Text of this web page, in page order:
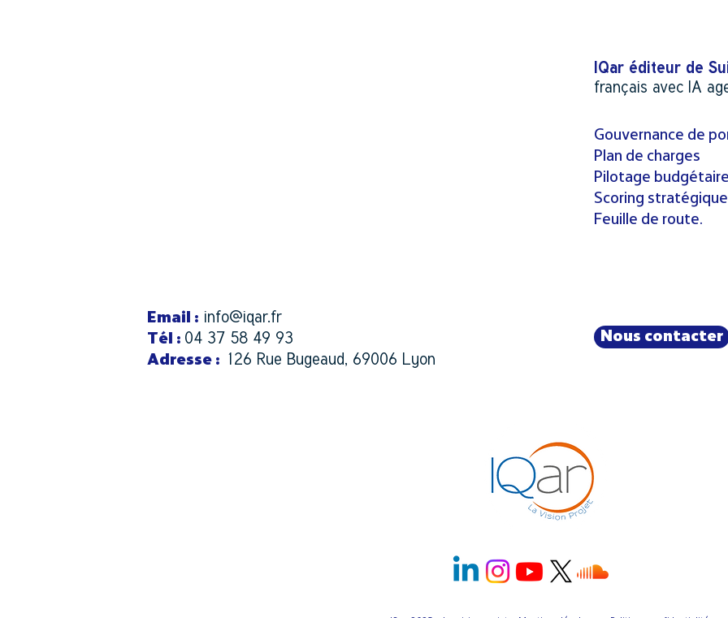
Email : info@iqar.fr
Tél : 04 37 58 49 93
Adresse : 126 Rue Bugeaud, 69006 Lyon
IQar éditeur de
français avec IA
Gouvernance de
Plan de charges
Pilotage
Scoring stratégique
Feuille de route.
Nous contacter